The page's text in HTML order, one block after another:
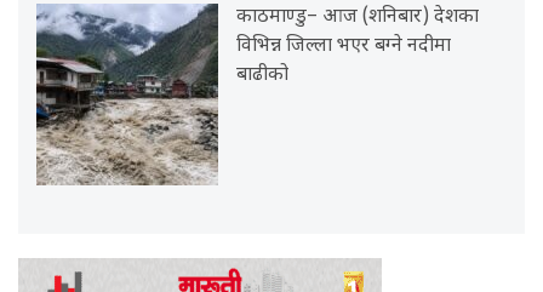
काठमाण्डु– आज (शनिबार) देशका
विभिन्न जिल्ला भएर बग्ने नदीमा
बाढीको